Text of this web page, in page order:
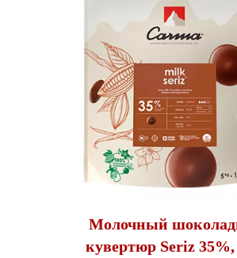
Молочный
кувертюр Seriz 35%,